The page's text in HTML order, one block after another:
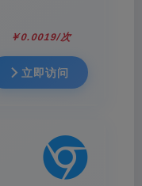
￥0.0019/次
立即访问